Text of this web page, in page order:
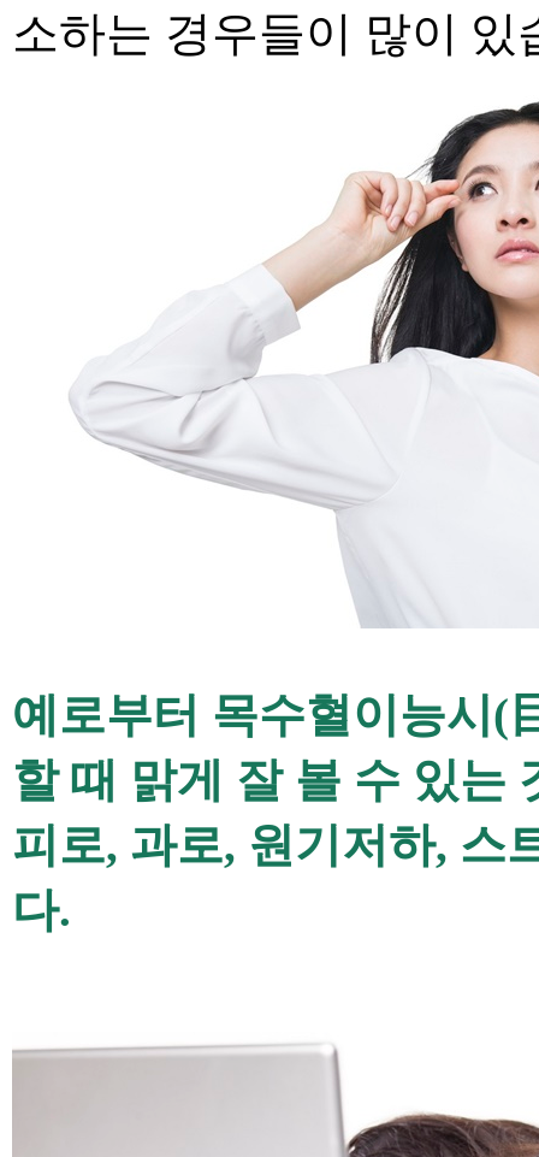
소하는 경우들이 많이 있
예로부터 목수혈이능시(
할 때 맑게 잘 볼 수 있는
피로, 과로, 원기저하, 스
다.